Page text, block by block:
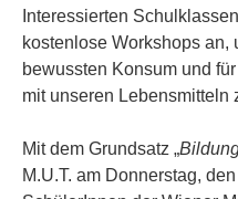
Interessierten
kostenlose Workshops an,
bewussten Konsum und
mit unseren Lebensmitteln
Mit dem Grundsatz „
M.U.T. am Donnerstag,